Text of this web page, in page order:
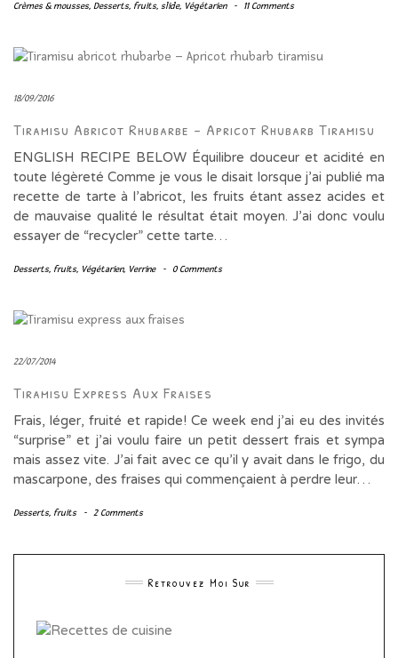
Crèmes & mousses, Desserts, fruits, slide, Végétarien - 11 Comments
18/09/2016
Tiramisu Abricot Rhubarbe – Apricot Rhubarb Tiramisu
ENGLISH RECIPE BELOW Équilibre douceur et acidité en
toute légèreté Comme je vous le disait lorsque j’ai publié ma
recette de tarte à l’abricot, les fruits étant assez acides et
de mauvaise qualité le résultat était moyen. J’ai donc voulu
essayer de “recycler” cette tarte…
Desserts, fruits, Végétarien, Verrine - 0 Comments
22/07/2014
Tiramisu Express Aux Fraises
Frais, léger, fruité et rapide! Ce week end j’ai eu des invités
“surprise” et j’ai voulu faire un petit dessert frais et sympa
mais assez vite. J’ai fait avec ce qu’il y avait dans le frigo, du
mascarpone, des fraises qui commençaient à perdre leur…
Desserts, fruits - 2 Comments
Retrouvez Moi Sur